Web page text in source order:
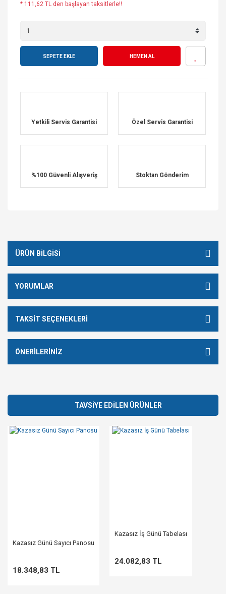
* 111,62 TL den başlayan taksitlerle!!
SEPETE EKLE HEMEN AL
Yetkili Servis Garantisi Özel Servis Garantisi
%100 Güvenli Alışveriş Stoktan Gönderim
ÜRÜN BILGISI
YORUMLAR
TAKSIT SEÇENEKLERI
ÖNERILERINIZ
TAVSİYE EDİLEN ÜRÜNLER
Kazasız Günü Sayıcı Panosu
18.348,83 TL
Kazasız İş Günü Tabelası
24.082,83 TL